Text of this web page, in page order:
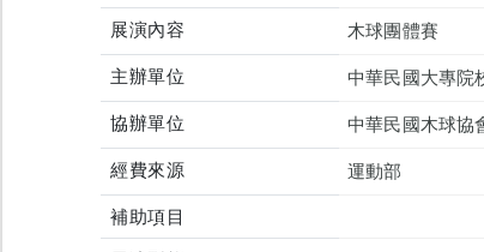
展演內容 木球團體賽
主辦單位 中華民國大專院
協辦單位 中華民國木球協
經費來源 運動部
補助項目